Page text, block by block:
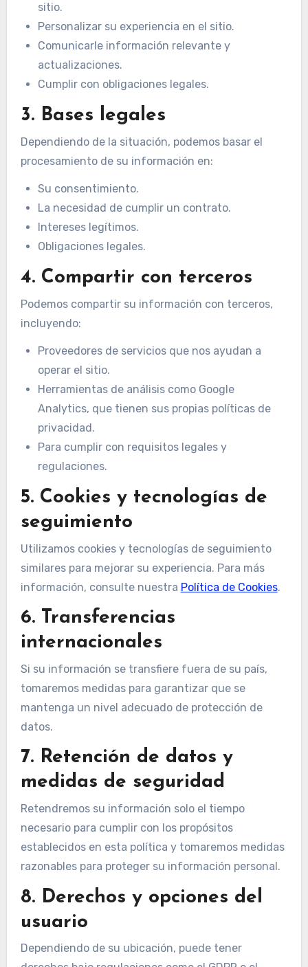
sitio.
Personalizar su experiencia en el sitio.
Comunicarle información relevante y
actualizaciones.
Cumplir con obligaciones legales.
3. Bases legales
Dependiendo de la situación, podemos basar el
procesamiento de su información en:
Su consentimiento.
La necesidad de cumplir un contrato.
Intereses legítimos.
Obligaciones legales.
4. Compartir con terceros
Podemos compartir su información con terceros,
incluyendo:
Proveedores de servicios que nos ayudan a
operar el sitio.
Herramientas de análisis como Google
Analytics, que tienen sus propias políticas de
privacidad.
Para cumplir con requisitos legales y
regulaciones.
5. Cookies y tecnologías de
seguimiento
Utilizamos cookies y tecnologías de seguimiento
similares para mejorar su experiencia. Para más
información, consulte nuestra Política de Cookies.
6. Transferencias
internacionales
Si su información se transfiere fuera de su país,
tomaremos medidas para garantizar que se
mantenga un nivel adecuado de protección de
datos.
7. Retención de datos y
medidas de seguridad
Retendremos su información solo el tiempo
necesario para cumplir con los propósitos
establecidos en esta política y tomaremos medidas
razonables para proteger su información personal.
8. Derechos y opciones del
usuario
Dependiendo de su ubicación, puede tener